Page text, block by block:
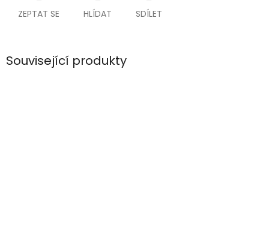
ZEPTAT SE HLÍDAT SDÍLET
Související produkty